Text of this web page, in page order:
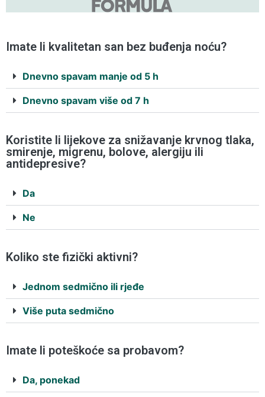
Imate li kvalitetan san bez buđenja noću?
Dnevno spavam manje od 5 h
Dnevno spavam više od 7 h
Koristite li lijekove za snižavanje krvnog tlaka,
smirenje, migrenu, bolove, alergiju ili
antidepresive?
Da
Ne
Koliko ste fizički aktivni?
Jednom sedmično ili rjeđe
Više puta sedmično
Imate li poteškoće sa probavom?
Da, ponekad